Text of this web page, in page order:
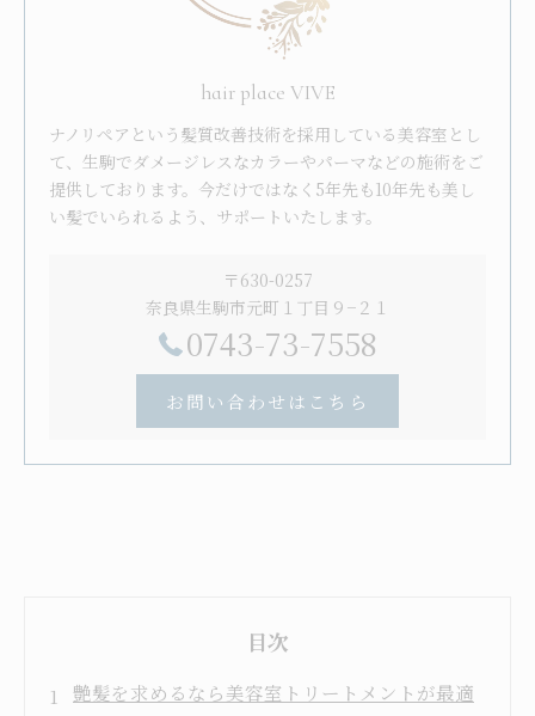
hair place VIVE
ナノリペアという髪質改善技術を採用している美容室とし
て、生駒でダメージレスなカラーやパーマなどの施術をご
提供しております。今だけではなく5年先も10年先も美し
い髪でいられるよう、サポートいたします。
〒630-0257
奈良県生駒市元町１丁目９−２１
0743-73-7558
お問い合わせはこちら
目次
艶髪を求めるなら美容室トリートメントが最適